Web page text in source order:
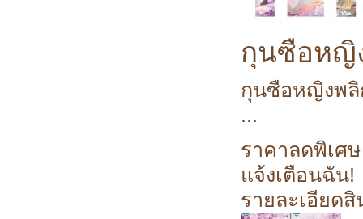
กุนซือหญิ
กุนซือหญิงพลิ
...
ราคาลดพิเศ
แจ้งเตือนฉัน!
รายละเอียด